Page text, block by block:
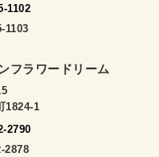
1102
1103
フラワードリーム
1824-1
2790
2878